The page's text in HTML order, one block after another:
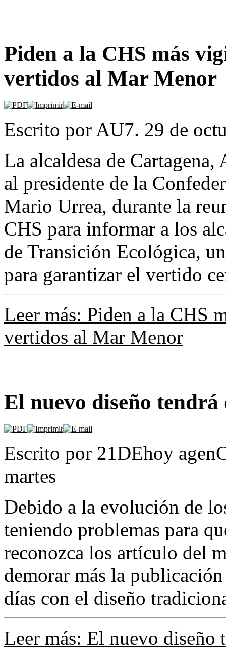
Piden a la CHS más
vertidos al Mar Menor
Escrito por AU7. 29 de
La alcaldesa de
al presidente de la
Mario Urrea, durante la
CHS para informar a los
de Transición Ecológica,
para garantizar el vertido
Leer más: Piden a la CHS
vertidos al Mar Menor
El nuevo diseño tendrá
Escrito por 21DEhoy
martes
Debido a la evolución de
teniendo problemas para
reconozca los artículo del
demorar más la
días con el diseño
Leer más: El nuevo diseño